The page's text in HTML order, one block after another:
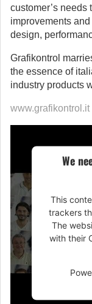
customer’s needs
improvements
design,
Grafikontrol
the essence of
industry products
www.grafikontrol.it
We
This
trackers
The
with their